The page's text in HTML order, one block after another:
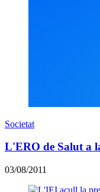
Societat
L'ERO de Salut a
03/08/2011